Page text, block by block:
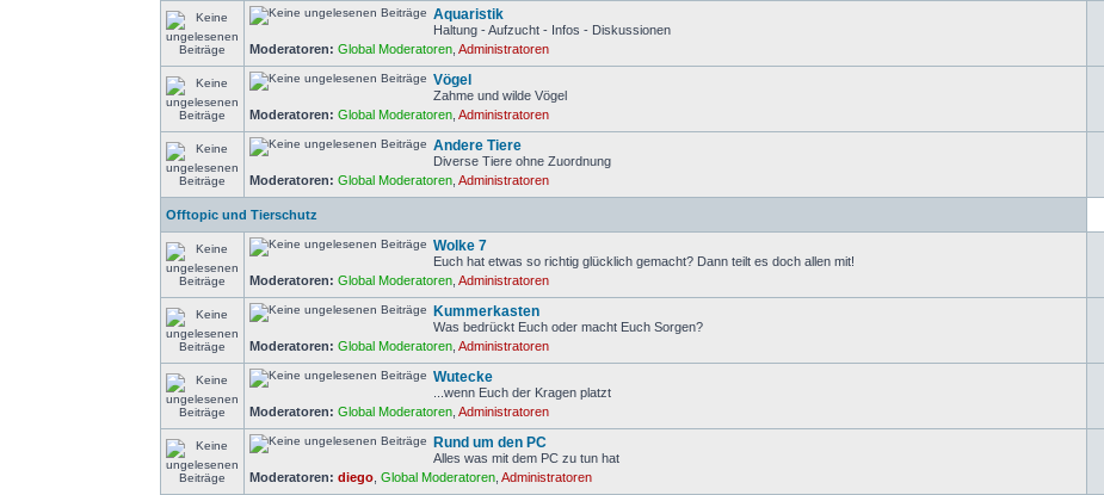
Aquaristik
Haltung - Aufzucht - Infos - Diskussionen
Moderatoren: Global Moderatoren ,Administratoren
Vögel
Zahme und wilde Vögel
Moderatoren: Global Moderatoren ,Administratoren
Andere Tiere
Diverse Tiere ohne Zuordnung
Moderatoren: Global Moderatoren ,Administratoren
Offtopic und Tierschutz
Wolke 7
Euch hat etwas so richtig glücklich gemacht? Dann teilt es doch allen mit!
Moderatoren: Global Moderatoren ,Administratoren
Kummerkasten
Was bedrückt Euch oder macht Euch Sorgen?
Moderatoren: Global Moderatoren ,Administratoren
Wutecke
...wenn Euch der Kragen platzt
Moderatoren: Global Moderatoren ,Administratoren
Rund um den PC
Alles was mit dem PC zu tun hat
Moderatoren: diego ,Global Moderatoren ,Administratoren